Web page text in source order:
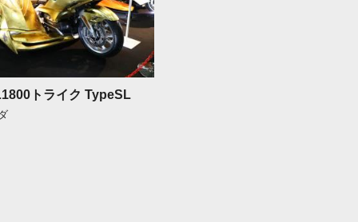
トライク TypeSL